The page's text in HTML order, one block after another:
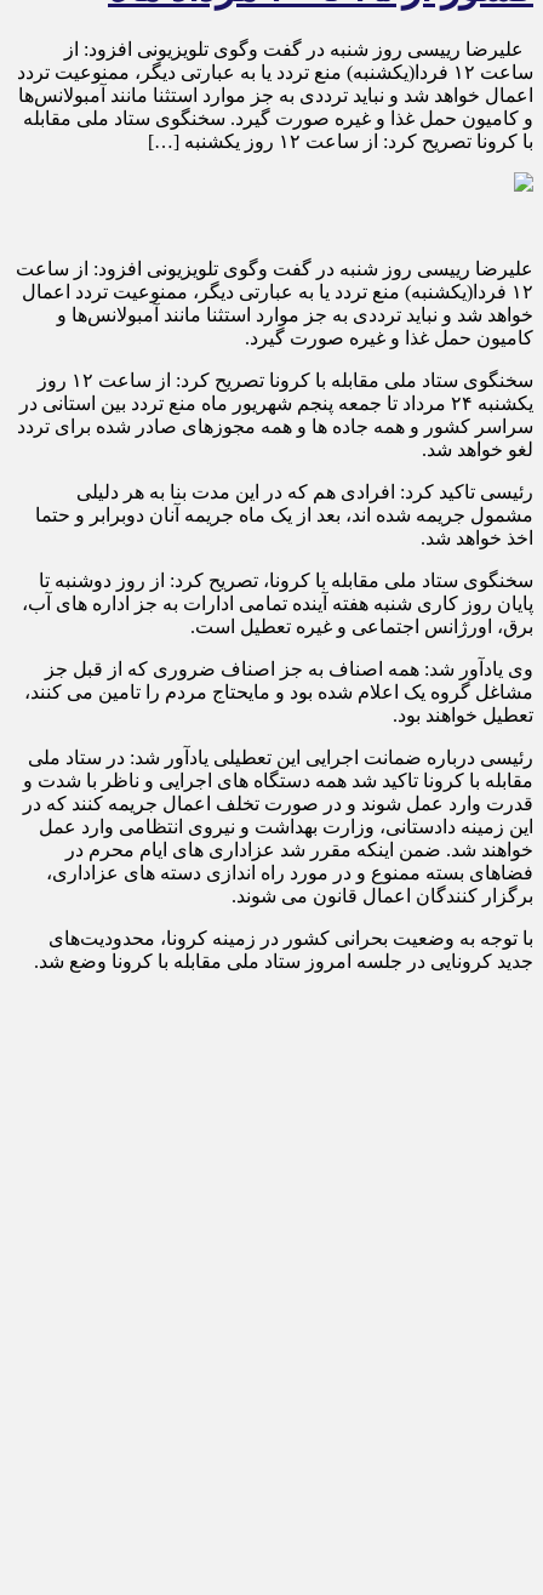
علیرضا رییسی روز شنبه در گفت وگوی تلویزیونی افزود: از
ساعت ۱۲ فردا(یکشنبه) منع تردد یا به عبارتی دیگر، ممنوعیت تردد
اعمال خواهد شد و نباید ترددی به جز موارد استثنا مانند آمبولانس‌ها
و کامیون حمل غذا و غیره صورت گیرد. سخنگوی ستاد ملی مقابله
با کرونا تصریح کرد: از ساعت ۱۲ روز یکشنبه […]
علیرضا رییسی روز شنبه در گفت وگوی تلویزیونی افزود: از ساعت
۱۲ فردا(یکشنبه) منع تردد یا به عبارتی دیگر، ممنوعیت تردد اعمال
خواهد شد و نباید ترددی به جز موارد استثنا مانند آمبولانس‌ها و
کامیون حمل غذا و غیره صورت گیرد.
سخنگوی ستاد ملی مقابله با کرونا تصریح کرد: از ساعت ۱۲ روز
یکشنبه ۲۴ مرداد تا جمعه پنجم شهریور ماه منع تردد بین استانی در
سراسر کشور و همه جاده ها و همه مجوزهای صادر شده برای تردد
لغو خواهد شد.
رئیسی تاکید کرد: افرادی هم که در این مدت بنا به هر دلیلی
مشمول جریمه شده اند، بعد از یک ماه جریمه آنان دوبرابر و حتما
اخذ خواهد شد.
سخنگوی ستاد ملی مقابله با کرونا، تصریح کرد: از روز دوشنبه تا
پایان روز کاری شنبه هفته آینده تمامی ادارات به جز اداره های آب،
برق، اورژانس اجتماعی و غیره تعطیل است.
وی یادآور شد: همه اصناف به جز اصناف ضروری که از قبل جز
مشاغل گروه یک اعلام شده بود و مایحتاج مردم را تامین می کنند،
تعطیل خواهند بود.
رئیسی درباره ضمانت اجرایی این تعطیلی یادآور شد: در ستاد ملی
مقابله با کرونا تاکید شد همه دستگاه های اجرایی و ناظر با شدت و
قدرت وارد عمل شوند و در صورت تخلف اعمال جریمه کنند که در
این زمینه دادستانی، وزارت بهداشت و نیروی انتظامی وارد عمل
خواهند شد. ضمن اینکه مقرر شد عزاداری های ایام محرم در
فضاهای بسته ممنوع و در مورد راه اندازی دسته های عزاداری،
برگزار کنندگان اعمال قانون می شوند.
با توجه به وضعیت بحرانی کشور در زمینه کرونا، محدودیت‌های
جدید کرونایی در جلسه امروز ستاد ملی مقابله با کرونا وضع شد.